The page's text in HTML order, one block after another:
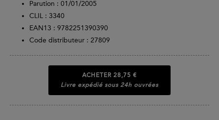
Parution : 01/01/2005
CLIL : 3340
EAN13 : 9782251390390
Code distributeur : 27809
ACHETER 28,75 €
Livre expédié sous 24h ouvrées